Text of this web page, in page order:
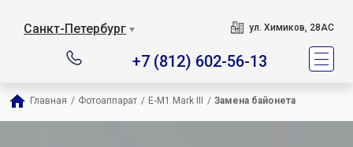
Санкт-Петербург ▼ ул. Химиков, 28АС
+7 (812) 602-56-13
Главная / Фотоаппарат / E‑M1 Mark III / Замена байонета